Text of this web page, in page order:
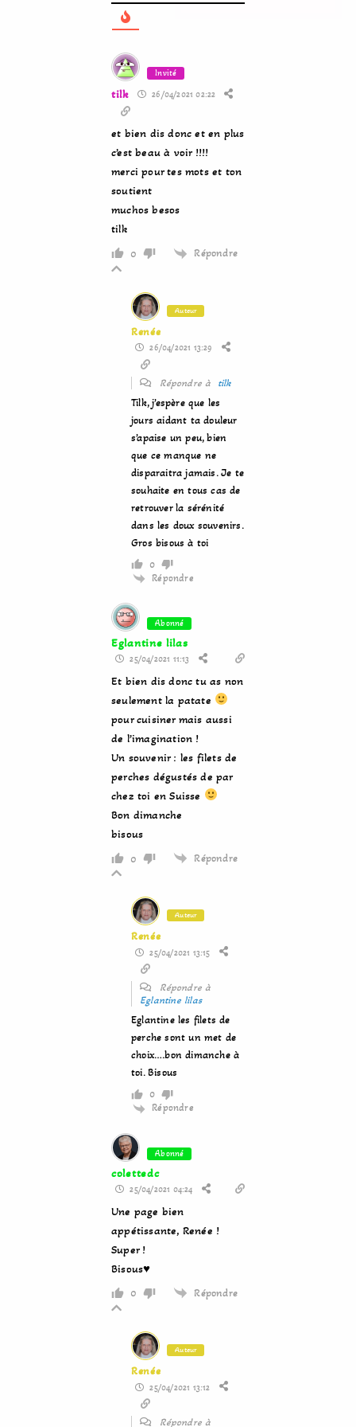
Invité
tilk 26/04/2021 02:22
et bien dis donc et en plus
c’est beau à voir !!!!
merci pour tes mots et ton
soutient
muchos besos
tilk
0 Répondre
Auteur
Renée
26/04/2021 13:29
Répondre à tilk
Tilk, j’espère que les
jours aidant ta douleur
s’apaise un peu, bien
que ce manque ne
disparaitra jamais. Je te
souhaite en tous cas de
retrouver la sérénité
dans les doux souvenirs.
Gros bisous à toi
0
Répondre
Abonné
Eglantine lilas
25/04/2021 11:13
Et bien dis donc tu as non
seulement la patate
pour cuisiner mais aussi
de l’imagination !
Un souvenir : les filets de
perches dégustés de par
chez toi en Suisse
Bon dimanche
bisous
0 Répondre
Auteur
Renée
25/04/2021 13:15
Répondre à
Eglantine lilas
Eglantine les filets de
perche sont un met de
choix….bon dimanche à
toi. Bisous
0
Répondre
Abonné
colettedc
25/04/2021 04:24
Une page bien
appétissante, Renée !
Super !
Bisous♥
0 Répondre
Auteur
Renée
25/04/2021 13:12
Répondre à